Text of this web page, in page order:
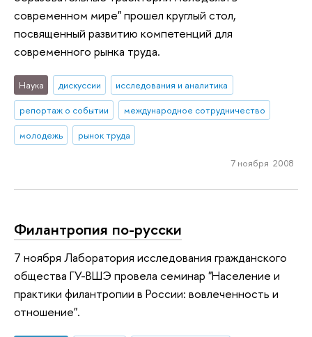
современном мире" прошел круглый стол,
посвященный развитию компетенций для
современного рынка труда.
Наука дискуссии
исследования и аналитика
репортаж о событии
международное сотрудничество
молодежь
рынок труда
7 ноября 2008
Филантропия по-русски
7 ноября Лаборатория исследования гражданского
общества ГУ-ВШЭ провела семинар "Население и
практики филантропии в России: вовлеченность и
отношение".